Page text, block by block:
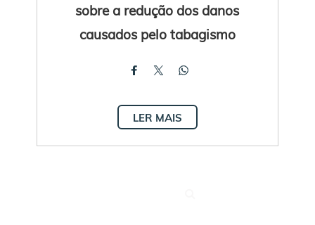
sobre a redução dos danos
causados pelo tabagismo
LER MAIS